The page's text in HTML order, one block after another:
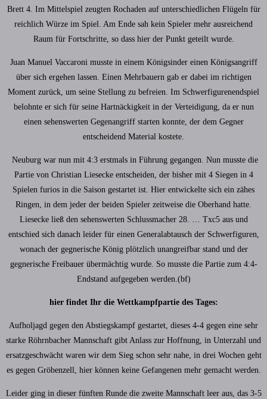
Brett 4. Im Mittelspiel zeugten Rochaden auf unterschiedlichen Flügeln für
reichlich Würze im Spiel. Am Ende sah kein Spieler mehr ausreichend
Raum für Fortschritte, so dass hier der Punkt geteilt wurde.
Juan Manuel Vaccaroni musste in einem Königsinder einen Königsangriff
über sich ergehen lassen. Einen Mehrbauern gab er dabei im richtigen
Moment zurück, um seine Stellung zu befreien. Im Schwerfigurenendspiel
belohnte er sich für seine Hartnäckigkeit in der Verteidigung, da er nun
einen sehenswerten Gegenangriff starten konnte, der dem Gegner
entscheidend Material kostete.
Neuburg war nun mit 4:3 erstmals in Führung gegangen. Nun musste die
Partie von Christian Liesecke entscheiden, der bisher mit 4 Siegen in 4
Spielen furios in die Saison gestartet ist. Hier entwickelte sich ein zähes
Ringen, in dem jeder der beiden Spieler zeitweise die Oberhand hatte.
Liesecke ließ den sehenswerten Schlussmacher 28. … Txc5 aus und
entschied sich danach leider für einen Generalabtausch der Schwerfiguren,
wonach der gegnerische König plötzlich unangreifbar stand und der
gegnerische Freibauer übermächtig wurde. So musste die Partie zum 4:4-
Endstand aufgegeben werden.(bf)
hier findet Ihr die Wettkampfpartie des Tages:
Aufholjagd gegen den Abstiegskampf gestartet, dieses 4-4 gegen eine sehr
starke Röhrnbacher Mannschaft gibt Anlass zur Hoffnung, in Unterzahl und
ersatzgeschwächt waren wir dem Sieg schon sehr nahe, in drei Wochen geht
es gegen Gröbenzell, hier können keine Gefangenen mehr gemacht werden.
Leider ging in dieser fünften Runde die zweite Mannschaft leer aus, das 3-5